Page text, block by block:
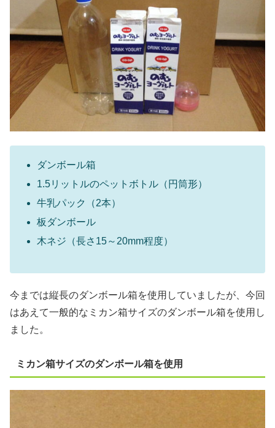
ダンボール箱
1.5リットルのペットボトル（円筒形）
牛乳パック（2本）
板ダンボール
木ネジ（長さ15～20mm程度）
今までは縦長のダンボール箱を使用していましたが、今回
はあえて一般的なミカン箱サイズのダンボール箱を使用し
ました。
ミカン箱サイズのダンボール箱を使用